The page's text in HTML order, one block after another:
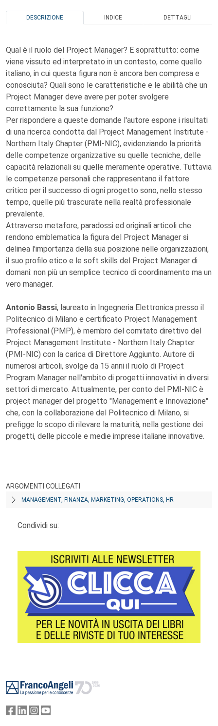
DESCRIZIONE INDICE DETTAGLI
Qual è il ruolo del Project Manager? E soprattutto: come
viene vissuto ed interpretato in un contesto, come quello
italiano, in cui questa figura non è ancora ben compresa e
conosciuta? Quali sono le caratteristiche e le abilità che un
Project Manager deve avere per poter svolgere
correttamente la sua funzione?
Per rispondere a queste domande l'autore espone i risultati
di una ricerca condotta dal Project Management Institute -
Northern Italy Chapter (PMI-NIC), evidenziando la priorità
delle competenze organizzative su quelle tecniche, delle
capacità relazionali su quelle meramente operative. Tuttavia
le competenze personali che rappresentano il fattore
critico per il successo di ogni progetto sono, nello stesso
tempo, quelle più trascurate nella realtà professionale
prevalente.
Attraverso metafore, paradossi ed originali articoli che
rendono emblematica la figura del Project Manager si
delinea l'importanza della sua posizione nelle organizzazioni,
il suo profilo etico e le soft skills del Project Manager di
domani: non più un semplice tecnico di coordinamento ma un
vero manager.
Antonio Bassi, laureato in Ingegneria Elettronica presso il
Politecnico di Milano e certificato Project Management
Professional (PMP), è membro del comitato direttivo del
Project Management Institute - Northern Italy Chapter
(PMI-NIC) con la carica di Direttore Aggiunto. Autore di
numerosi articoli, svolge da 15 anni il ruolo di Project
Program Manager nell'ambito di progetti innovativi in diversi
settori di mercato. Attualmente, per conto del PMI-NIC è
project manager del progetto "Management e Innovazione"
che, con la collaborazione del Politecnico di Milano, si
prefigge lo scopo di rilevare la maturità, nella gestione dei
progetti, delle piccole e medie imprese italiane innovative.
ARGOMENTI COLLEGATI
MANAGEMENT, FINANZA, MARKETING, OPERATIONS, HR
Condividi su: